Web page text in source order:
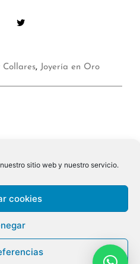
sitio web y nuestro servicio.
cookies
Collares, Joyería en Oro
RESERVED